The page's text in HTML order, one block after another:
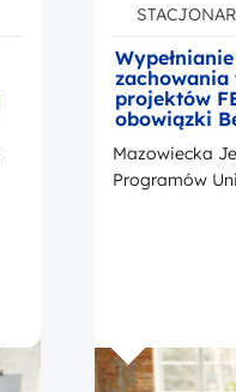
zachowania
projektów
obowiązki
z
promocji
Mazowiecka
Programów